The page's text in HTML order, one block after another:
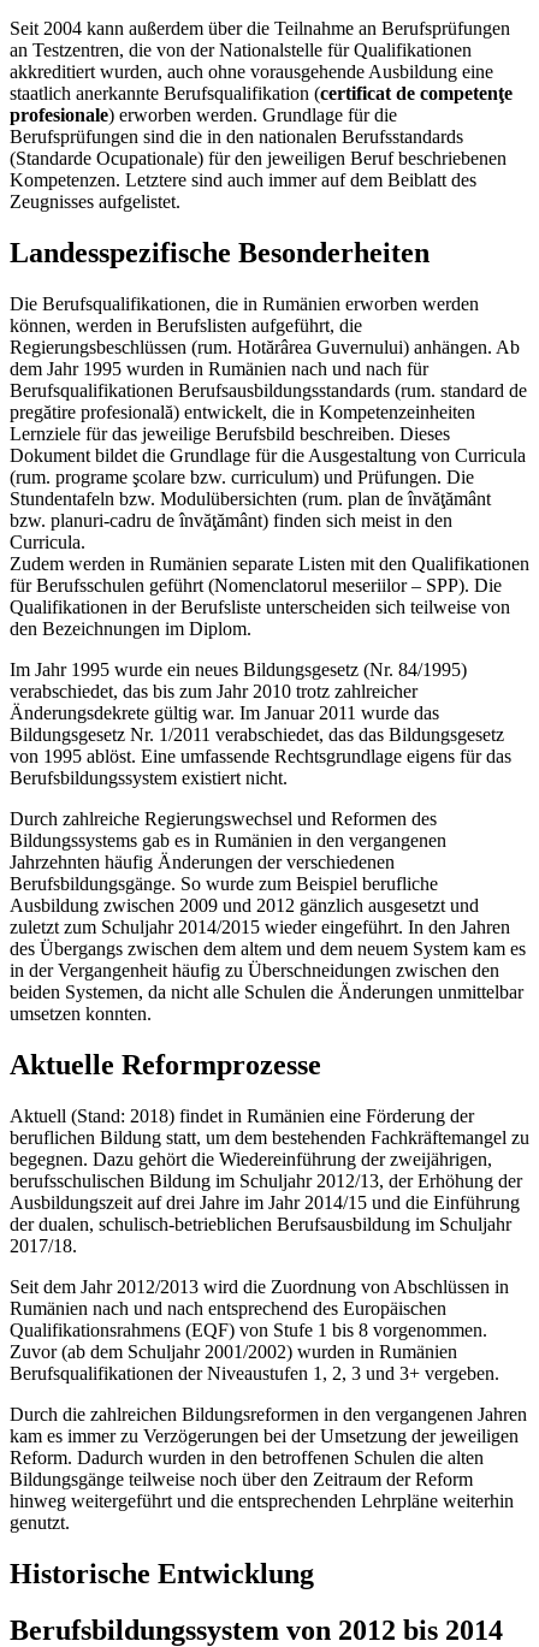
Seit 2004 kann außerdem über die Teilnahme an Berufsprüfungen
an Testzentren, die von der Nationalstelle für Qualifikationen
akkreditiert wurden, auch ohne vorausgehende Ausbildung eine
staatlich anerkannte Berufsqualifikation (certificat de competenţe
profesionale) erworben werden. Grundlage für die
Berufsprüfungen sind die in den nationalen Berufsstandards
(Standarde Ocupationale) für den jeweiligen Beruf beschriebenen
Kompetenzen. Letztere sind auch immer auf dem Beiblatt des
Zeugnisses aufgelistet.
Landesspezifische Besonderheiten
Die Berufsqualifikationen, die in Rumänien erworben werden
können, werden in Berufslisten aufgeführt, die
Regierungsbeschlüssen (rum. Hotărârea Guvernului) anhängen. Ab
dem Jahr 1995 wurden in Rumänien nach und nach für
Berufsqualifikationen Berufsausbildungsstandards (rum. standard de
pregătire profesională) entwickelt, die in Kompetenzeinheiten
Lernziele für das jeweilige Berufsbild beschreiben. Dieses
Dokument bildet die Grundlage für die Ausgestaltung von Curricula
(rum. programe şcolare bzw. curriculum) und Prüfungen. Die
Stundentafeln bzw. Modulübersichten (rum. plan de învăţământ
bzw. planuri-cadru de învăţământ) finden sich meist in den
Curricula.
Zudem werden in Rumänien separate Listen mit den Qualifikationen
für Berufsschulen geführt (Nomenclatorul meseriilor – SPP). Die
Qualifikationen in der Berufsliste unterscheiden sich teilweise von
den Bezeichnungen im Diplom.
Im Jahr 1995 wurde ein neues Bildungsgesetz (Nr. 84/1995)
verabschiedet, das bis zum Jahr 2010 trotz zahlreicher
Änderungsdekrete gültig war. Im Januar 2011 wurde das
Bildungsgesetz Nr. 1/2011 verabschiedet, das das Bildungsgesetz
von 1995 ablöst. Eine umfassende Rechtsgrundlage eigens für das
Berufsbildungssystem existiert nicht.
Durch zahlreiche Regierungswechsel und Reformen des
Bildungssystems gab es in Rumänien in den vergangenen
Jahrzehnten häufig Änderungen der verschiedenen
Berufsbildungsgänge. So wurde zum Beispiel berufliche
Ausbildung zwischen 2009 und 2012 gänzlich ausgesetzt und
zuletzt zum Schuljahr 2014/2015 wieder eingeführt. In den Jahren
des Übergangs zwischen dem altem und dem neuem System kam es
in der Vergangenheit häufig zu Überschneidungen zwischen den
beiden Systemen, da nicht alle Schulen die Änderungen unmittelbar
umsetzen konnten.
Aktuelle Reformprozesse
Aktuell (Stand: 2018) findet in Rumänien eine Förderung der
beruflichen Bildung statt, um dem bestehenden Fachkräftemangel zu
begegnen. Dazu gehört die Wiedereinführung der zweijährigen,
berufsschulischen Bildung im Schuljahr 2012/13, der Erhöhung der
Ausbildungszeit auf drei Jahre im Jahr 2014/15 und die Einführung
der dualen, schulisch-betrieblichen Berufsausbildung im Schuljahr
2017/18.
Seit dem Jahr 2012/2013 wird die Zuordnung von Abschlüssen in
Rumänien nach und nach entsprechend des Europäischen
Qualifikationsrahmens (EQF) von Stufe 1 bis 8 vorgenommen.
Zuvor (ab dem Schuljahr 2001/2002) wurden in Rumänien
Berufsqualifikationen der Niveaustufen 1, 2, 3 und 3+ vergeben.
Durch die zahlreichen Bildungsreformen in den vergangenen Jahren
kam es immer zu Verzögerungen bei der Umsetzung der jeweiligen
Reform. Dadurch wurden in den betroffenen Schulen die alten
Bildungsgänge teilweise noch über den Zeitraum der Reform
hinweg weitergeführt und die entsprechenden Lehrpläne weiterhin
genutzt.
Historische Entwicklung
Berufsbildungssystem von 2012 bis 2014